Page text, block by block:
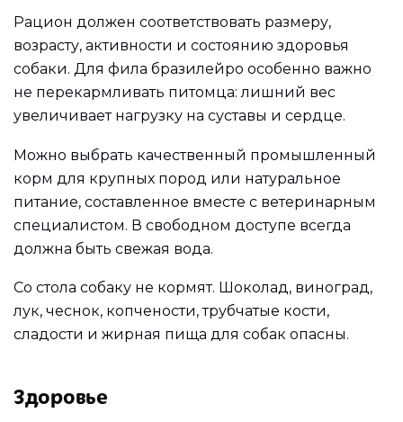
Рацион должен соответствовать размеру,
возрасту, активности и состоянию здоровья
собаки. Для фила бразилейро особенно важно
не перекармливать питомца: лишний вес
увеличивает нагрузку на суставы и сердце.
Можно выбрать качественный промышленный
корм для крупных пород или натуральное
питание, составленное вместе с ветеринарным
специалистом. В свободном доступе всегда
должна быть свежая вода.
Со стола собаку не кормят. Шоколад, виноград,
лук, чеснок, копчености, трубчатые кости,
сладости и жирная пища для собак опасны.
Здоровье